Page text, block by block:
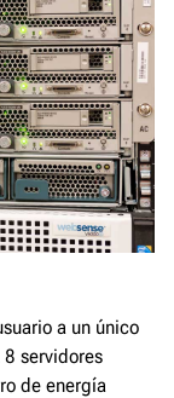
a un único
servidores
de energía